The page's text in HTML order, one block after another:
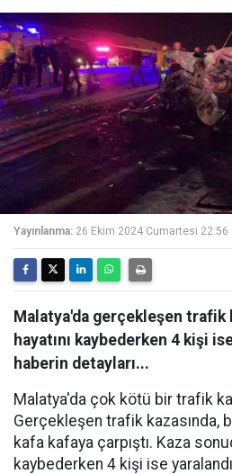
Yayınlanma: 26 Ekim 2024 Cumartesi 22:56
Malatya'da gerçekleşen trafik
hayatını kaybederken 4 kişi
haberin detayları...
Malatya'da çok kötü bir trafik
Gerçekleşen trafik kazasında,
kafa kafaya çarpıştı. Kaza
kaybederken 4 kişi ise